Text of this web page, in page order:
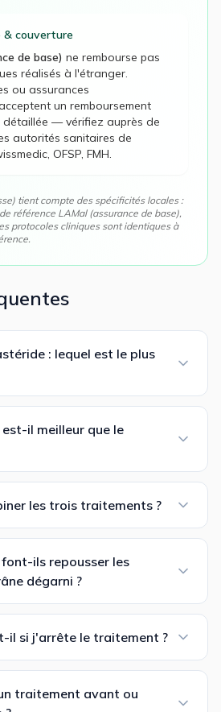
& couverture
de base) ne rembourse pas
réalisés à l'étranger.
ou assurances
un remboursement
— vérifiez auprès de
autorités sanitaires de
OFSP, FMH
) tient compte des spécificités locales :
référence LAMal (assurance de base),
protocoles cliniques sont identiques à
: lequel est le plus
il meilleur que le
les trois traitements ?
ils repousser les
dégarni ?
il si j'arrête le traitement ?
traitement avant ou